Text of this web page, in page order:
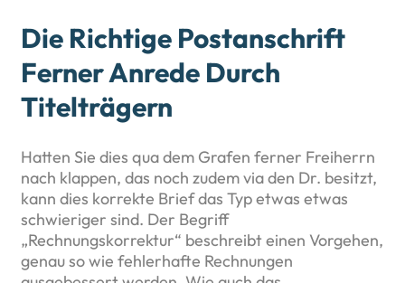
Die Richtige Postanschrift
Ferner Anrede Durch
Titelträgern
Hatten Sie dies qua dem Grafen ferner Freiherrn
nach klappen, das noch zudem via den Dr. besitzt,
kann dies korrekte Brief das Typ etwas etwas
schwieriger sind. Der Begriff
„Rechnungskorrektur“ beschreibt einen Vorgehen,
genau so wie fehlerhafte Rechnungen